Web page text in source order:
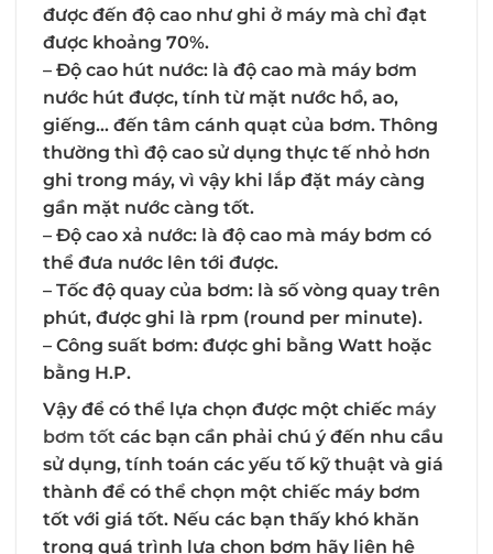
được đến độ cao như ghi ở máy mà chỉ đạt
được khoảng 70%.
– Độ cao hút nước: là độ cao mà máy bơm
nước hút được, tính từ mặt nước hồ, ao,
giếng… đến tâm cánh quạt của bơm. Thông
thường thì độ cao sử dụng thực tế nhỏ hơn
ghi trong máy, vì vậy khi lắp đặt máy càng
gần mặt nước càng tốt.
– Độ cao xả nước: là độ cao mà máy bơm có
thể đưa nước lên tới được.
– Tốc độ quay của bơm: là số vòng quay trên
phút, được ghi là rpm (round per minute).
– Công suất bơm: được ghi bằng Watt hoặc
bằng H.P.
Vậy để có thể lựa chọn được một chiếc máy
bơm tốt các bạn cần phải chú ý đến nhu cầu
sử dụng, tính toán các yếu tố kỹ thuật và giá
thành để có thể chọn một chiếc máy bơm
tốt với giá tốt. Nếu các bạn thấy khó khăn
trong quá trình lựa chọn bơm hãy liên hệ